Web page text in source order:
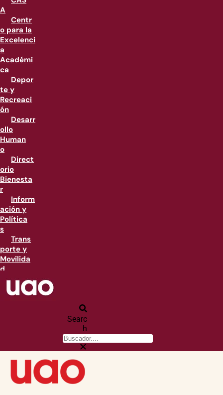
A
Centr
o para la
Excelenci
a
Académi
ca
Depor
te y
Recreaci
ón
Desarr
ollo
Human
o
Direct
orio
Bienesta
r
Inform
ación y
Política
s
Trans
porte y
Movilida
d
Searc
h